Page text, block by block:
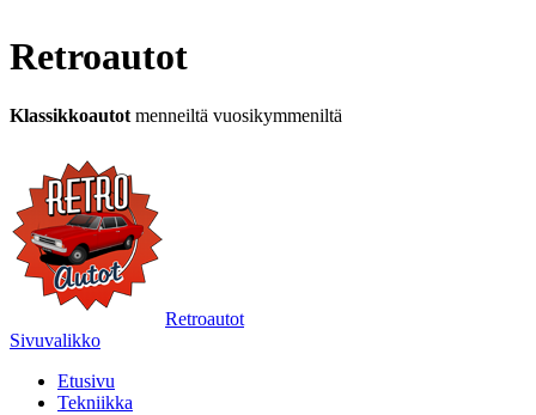
Retroautot
Klassikkoautot menneiltä vuosikymmeniltä
Retroautot
Sivuvalikko
Etusivu
Tekniikka